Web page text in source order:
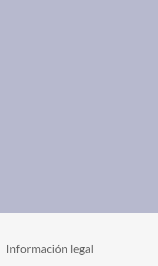
Información legal